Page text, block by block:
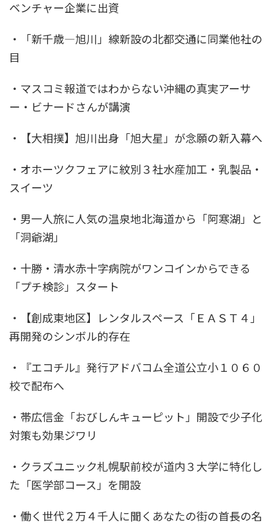
ベンチャー企業に出資
・「新千歳―旭川」線新設の北都交通に同業他社の
目
・マスコミ報道ではわからない沖縄の真実アーサ
ー・ビナードさんが講演
・【大相撲】旭川出身「旭大星」が念願の新入幕へ
・オホーツクフェアに紋別３社水産加工・乳製品・
スイーツ
・男一人旅に人気の温泉地北海道から「阿寒湖」と
「洞爺湖」
・十勝・清水赤十字病院がワンコインからできる
「プチ検診」スタート
・【創成東地区】レンタルスペース「ＥＡＳＴ４」
再開発のシンボル的存在
・『エコチル』発行アドバコム全道公立小１０６０
校で配布へ
・帯広信金「おびしんキューピット」開設で少子化
対策も効果ジワリ
・クラズユニック札幌駅前校が道内３大学に特化し
た「医学部コース」を開設
・働く世代２万４千人に聞くあなたの街の首長の名